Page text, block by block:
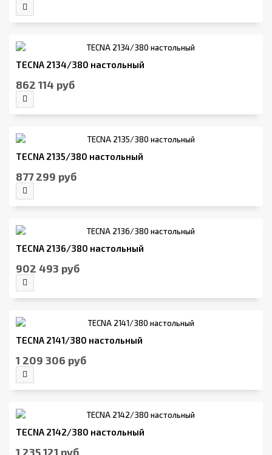
TECNA 2134/380 настольный
862 114 руб
TECNA 2135/380 настольный
877 299 руб
TECNA 2136/380 настольный
902 493 руб
TECNA 2141/380 настольный
1 209 306 руб
TECNA 2142/380 настольный
1 235 121 руб